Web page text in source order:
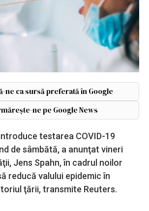
ne ca sursă preferată în Google
ne pe Google News
testarea COVID-19
de sâmbătă, a anunţat vineri
Jens Spahn, în cadrul noilor
reducă valului epidemic în
ţării, transmite Reuters.